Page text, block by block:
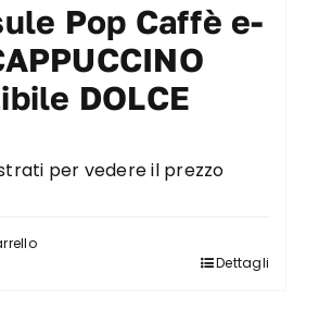
Pop Caffè e-
DOLCE
per vedere il prezzo
Dettagli